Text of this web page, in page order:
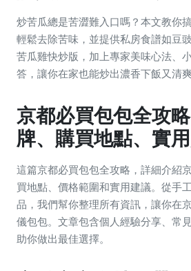
炒苦瓜總是苦澀難入口嗎？本文教你
輕鬆去除苦味，並提供私房食譜如豆
苦瓜雞快炒版，加上專家美味心法、
答，讓你在家也能炒出濃香下飯又清
京都必買包包全攻
牌、購買地點、實
這篇京都必買包包全攻略，詳細介紹
買地點、價格範圍和實用建議。從手
品，我們幫你整理所有資訊，讓你在
儀包包。文章包含個人經驗分享、常
助你做出最佳選擇。